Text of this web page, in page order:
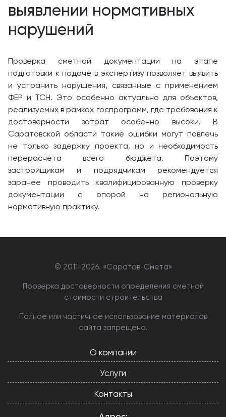
выявлении нормативных
нарушений
Проверка сметной документации на этапе
подготовки к подаче в экспертизу позволяет выявить
и устранить нарушения, связанные с применением
ФЕР и ТСН. Это особенно актуально для объектов,
реализуемых в рамках госпрограмм, где требования к
достоверности затрат особенно высоки. В
Саратовской области такие ошибки могут повлечь
не только задержку проекта, но и необходимость
перерасчёта всего бюджета. Поэтому
застройщикам и подрядчикам рекомендуется
заранее проводить квалифицированную проверку
документации с опорой на региональную
нормативную практику.
© 2011-2026. «Саратов-Смета»
Проверка достоверности определения сметной
стоимости строительства
Полное или частичное использование материалов
сайта запрещено.
О компании
Услуги
Контакты